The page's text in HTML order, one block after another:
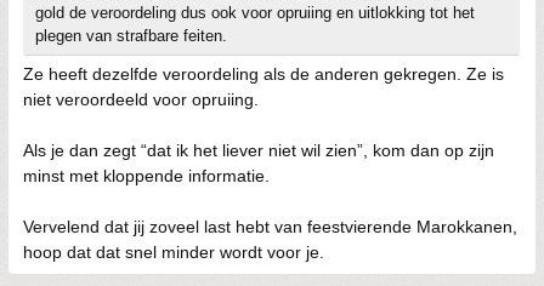
gold de veroordeling dus ook voor opruiing en uitlokking tot het
plegen van strafbare feiten.
Ze heeft dezelfde veroordeling als de anderen gekregen. Ze is
niet veroordeeld voor opruiing.
Als je dan zegt “dat ik het liever niet wil zien”, kom dan op zijn
minst met kloppende informatie.
Vervelend dat jij zoveel last hebt van feestvierende Marokkanen,
hoop dat dat snel minder wordt voor je.